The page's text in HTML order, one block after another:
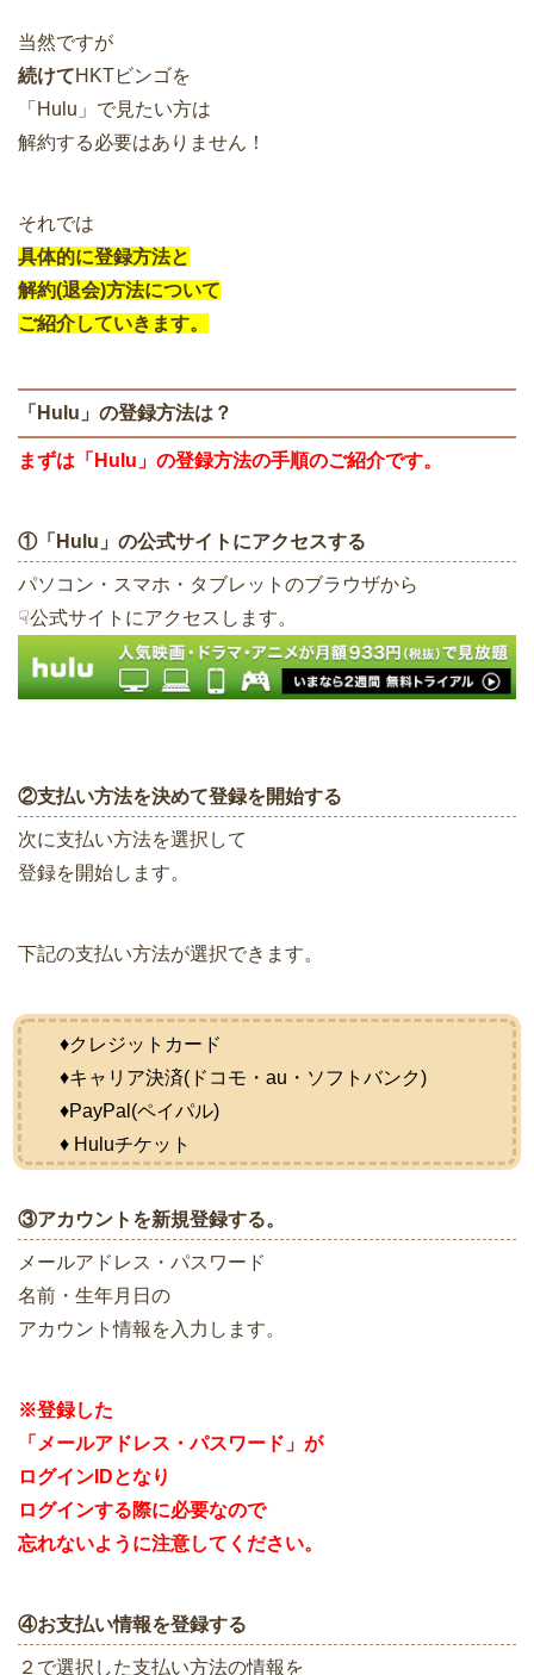
当然ですが
続けてHKTビンゴを
「Hulu」で見たい方は
解約する必要はありません！
それでは
具体的に登録方法と
解約(退会)方法について
ご紹介していきます。
「Hulu」の登録方法は？
まずは「Hulu」の登録方法の手順のご紹介です。
①「Hulu」の公式サイトにアクセスする
パソコン・スマホ・タブレットのブラウザから
☟公式サイトにアクセスします。
②支払い方法を決めて登録を開始する
次に支払い方法を選択して
登録を開始します。
下記の支払い方法が選択できます。
♦クレジットカード
♦キャリア決済(ドコモ・au・ソフトバンク)
♦PayPal(ペイパル)
♦ Huluチケット
③アカウントを新規登録する。
メールアドレス・パスワード
名前・生年月日の
アカウント情報を入力します。
※登録した
「メールアドレス・パスワード」が
ログインIDとなり
ログインする際に必要なので
忘れないように注意してください。
④お支払い情報を登録する
２で選択した支払い方法の情報を